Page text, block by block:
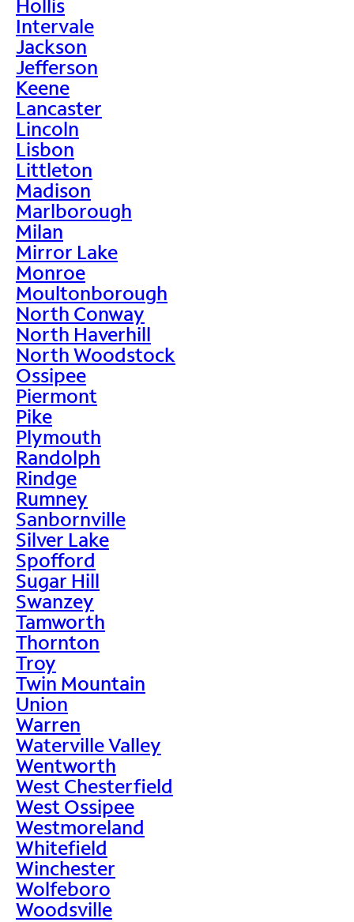
Hollis
Intervale
Jackson
Jefferson
Keene
Lancaster
Lincoln
Lisbon
Littleton
Madison
Marlborough
Milan
Mirror Lake
Monroe
Moultonborough
North Conway
North Haverhill
North Woodstock
Ossipee
Piermont
Pike
Plymouth
Randolph
Rindge
Rumney
Sanbornville
Silver Lake
Spofford
Sugar Hill
Swanzey
Tamworth
Thornton
Troy
Twin Mountain
Union
Warren
Waterville Valley
Wentworth
West Chesterfield
West Ossipee
Westmoreland
Whitefield
Winchester
Wolfeboro
Woodsville